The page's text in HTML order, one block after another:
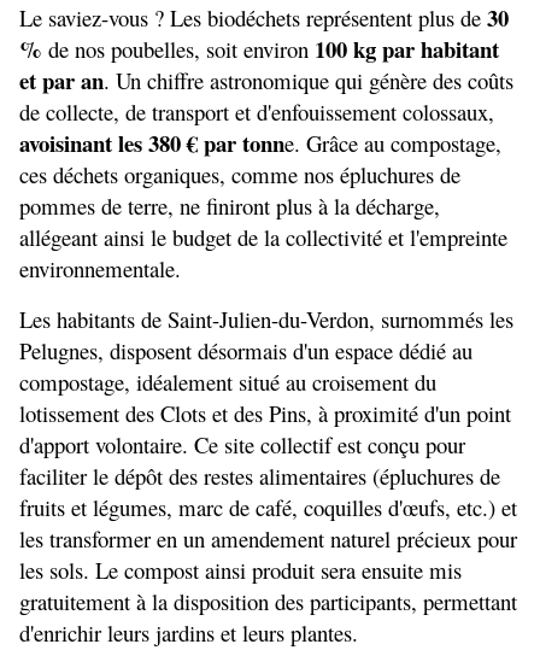
Le saviez-vous ? Les biodéchets représentent plus de 30
% de nos poubelles, soit environ 100 kg par habitant
et par an. Un chiffre astronomique qui génère des coûts
avoisinant les 380 € par tonne. Grâce au compostage,
ces déchets organiques, comme nos épluchures de
pommes de terre, ne finiront plus à la décharge,
allégeant ainsi le budget de la collectivité et l'empreinte
environnementale.
Les habitants de Saint-Julien-du-Verdon, surnommés les
Pelugnes, disposent désormais d'un espace dédié au
compostage, idéalement situé au croisement du
lotissement des Clots et des Pins, à proximité d'un point
d'apport volontaire. Ce site collectif est conçu pour
faciliter le dépôt des restes alimentaires (épluchures de
fruits et légumes, marc de café, coquilles d'œufs, etc.) et
les transformer en un amendement naturel précieux pour
les sols. Le compost ainsi produit sera ensuite mis
gratuitement à la disposition des participants, permettant
d'enrichir leurs jardins et leurs plantes.